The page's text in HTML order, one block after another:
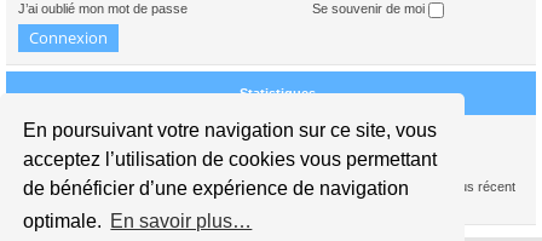
En poursuivant votre navigation sur ce site, vous
acceptez l’utilisation de cookies vous permettant
de bénéficier d’une expérience de navigation
optimale. En savoir plus…
J’ai oublié mon mot de passe Se souvenir de moi
Statistiques
Nous sommes le 07 août 2026 12:17
1739385messages •245440 sujets •15941membres • Notre membre le plus récent